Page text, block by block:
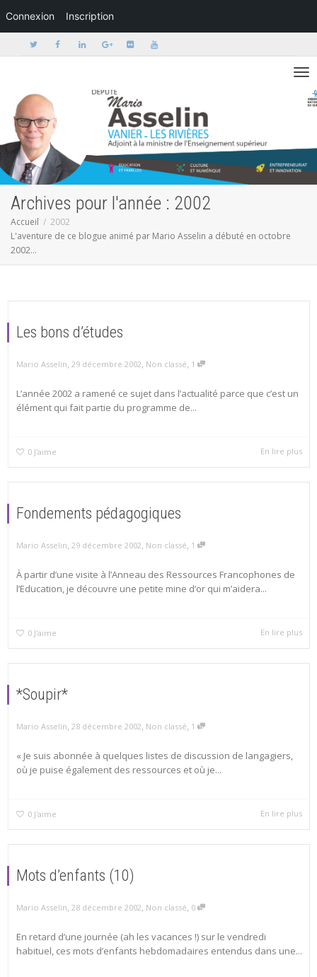
Connexion Inscription
Activer/
Archives pour l'année : 2002
Accueil
2002
L'aventure de ce blogue animé par Mario Asselin a débuté en octobre
2002...
Les bons d’études
Mario Asselin, 29 décembre 2002, Non classé, 1
L’année 2002 a ramené ce sujet dans l’actualité parce que c’est un
élément qui fait partie du programme de...
0 J'aime En lire plus
Fondements pédagogiques
Mario Asselin, 29 décembre 2002, Non classé, 1
À partir d’une visite à l’Anneau des Ressources Francophones de
l’Education, je découvre une petite mine d’or qui m’aidera...
0 J'aime En lire plus
*Soupir*
Mario Asselin, 28 décembre 2002, Non classé, 1
« Je suis abonnée à quelques listes de discussion de langagiers,
où je puise également des ressources et où je...
0 J'aime En lire plus
Mots d’enfants (10)
Mario Asselin, 28 décembre 2002, Non classé, 0
En retard d’une journée (ah les vacances !) sur le vendredi
habituel, ces mots d’enfants hebdomadaires entendus dans une...